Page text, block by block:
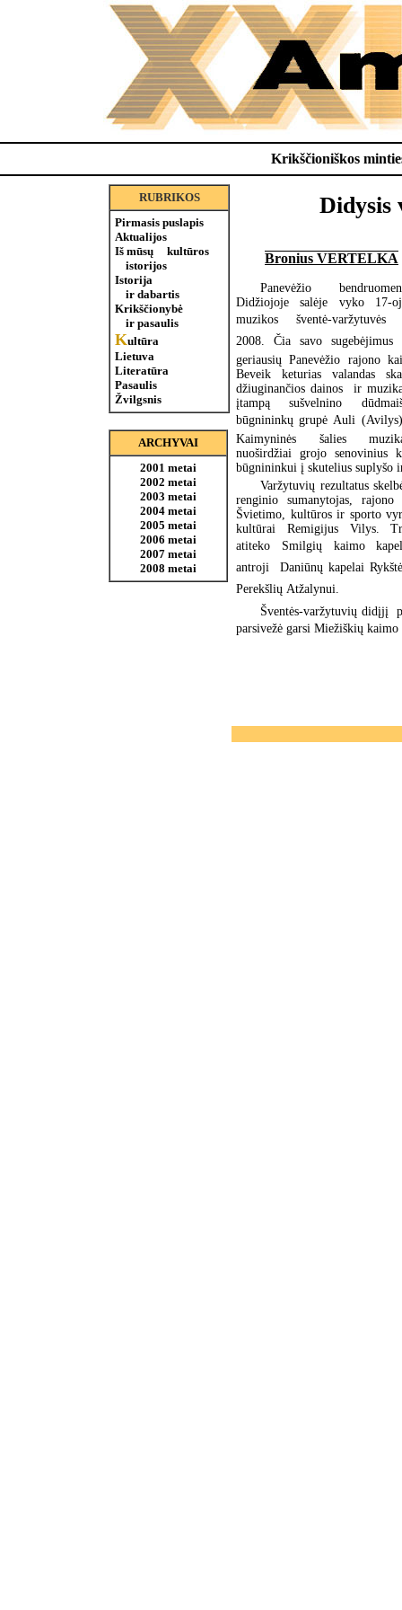
Krikščioniškos
RUBRIKOS
Pirmasis puslapis
Aktualijos
Iš mūsų kultūros
istorijos
Istorija
ir dabartis
Krikščionybė
ir pasaulis
Kultūra
Lietuva
Literatūra
Pasaulis
Žvilgsnis
ARCHYVAI
2001 metai
2002 metai
2003 metai
2004 metai
2005 metai
2006 metai
2007 metai
2008 metai
Didysis
Bronius VERTELKA
Panevėžio
Didžiojoje salėje vyko 17-
muzikos šventė-varžytuvės
2008. Čia savo
geriausių Panevėžio rajono
Beveik keturias valandas
džiuginančios dainos ir
įtampą sušvelnino
būgnininkų grupė Auli
Kaimyninės šalies
nuoširdžiai grojo senovinius
būgnininkui į skutelius suplyšo
Varžytuvių rezultatus
renginio sumanytojas, rajono
Švietimo, kultūros ir sporto
kultūrai Remigijus Vilys.
atiteko Smilgių kaimo
antroji  Daniūnų kapelai
Perekšlių Atžalynui.
Šventės-varžytuvių didįjį
parsivežė garsi Miežiškių kaimo